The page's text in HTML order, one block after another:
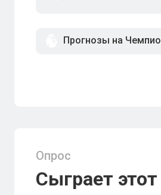
Прогнозы на
Опрос
Сыграет